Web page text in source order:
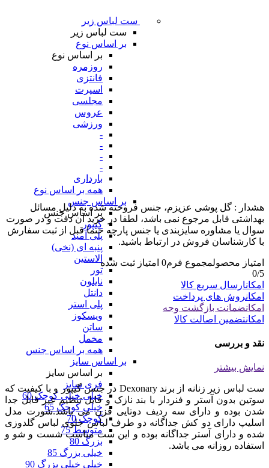
ست لباس زیر
ست لباس زیر
بر اساس نوع
بر اساس نوع
روزمره
فانتزی
اسپرت
مجلسی
عروس
ورزشی
-
-
-
-
بارداری
همه بر اساس نوع
بر اساس جنس
بر اساس جنس
گیپور
پلی آمید
پنبه ای (نخی)
الاستین
تور
نایلون
دانتل
پلی استر
ویسکوز
ساتن
مخمل
همه بر اساس جنس
بر اساس سایز
بر اساس سایز
فری سایز
خیلی خیلی کوچک 60
خیلی کوچک 65
کوچک 70
متوسط 75
بزرگ 80
خیلی بزرگ 85
خیلی خیلی بزرگ 90
هشدار : گل پوشی عزیزم، جنس فروخته شده به دلیل مسائل
بهداشتی قابل مرجوع نمی باشد، لطفا در خرید آن دقت و در صورت
سوال یا مشاوره سایزبندی یا جنس پارچه حتما قبل از ثبت سفارش
با کارشناسان فروش در ارتباط باشید.
امتیاز محصولمجموع فرم0 امتیاز ثبت شده
0/5
امکانارسال سریع کالا
امکانروش های پرداخت
امکانضمانت بازگشت وجه
امکانتضمین اصالت کالا
نقد و بررسی
نمایش بیشتر
ست لباس زیر زنانه از برند Dexonary در جنس گیپور و با کیفیت که
سوتین بدون آستر و فنردار با بند نازک و قابل تنظیم غیر قابل جدا
شدن بوده و دارای سه ردیف دوتایی قزن می باشد.شورت مدل
اسلیپ دارای دو کش جداگانه دو طرف لباس جلوی لباس گلدوزی
شده و دارای آستر جداگانه بوده و این ست مناسب شست و شو و
استفاده روزانه می باشد.
...